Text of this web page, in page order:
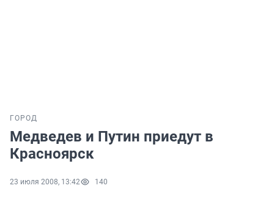
ГОРОД
Медведев и Путин приедут в
Красноярск
23 июля 2008, 13:42 140